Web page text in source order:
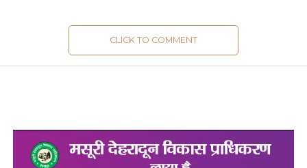
CLICK TO COMMENT